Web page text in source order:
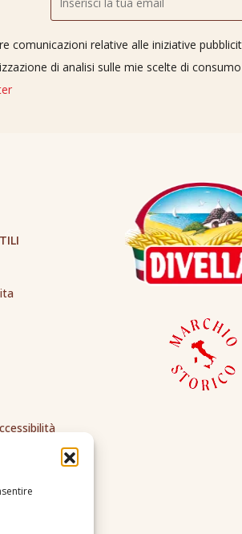
comunicazioni relative alle iniziative
di analisi sulle mie scelte di